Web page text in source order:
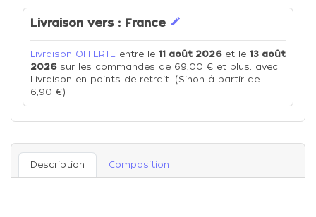
Livraison vers : France edit
Livraison OFFERTE entre le 11 août 2026et le 13 août
2026sur les commandes de 69,00 € et plus, avec
Livraison en points de retrait. (Sinon à partir de
6,90 €)
Description Composition